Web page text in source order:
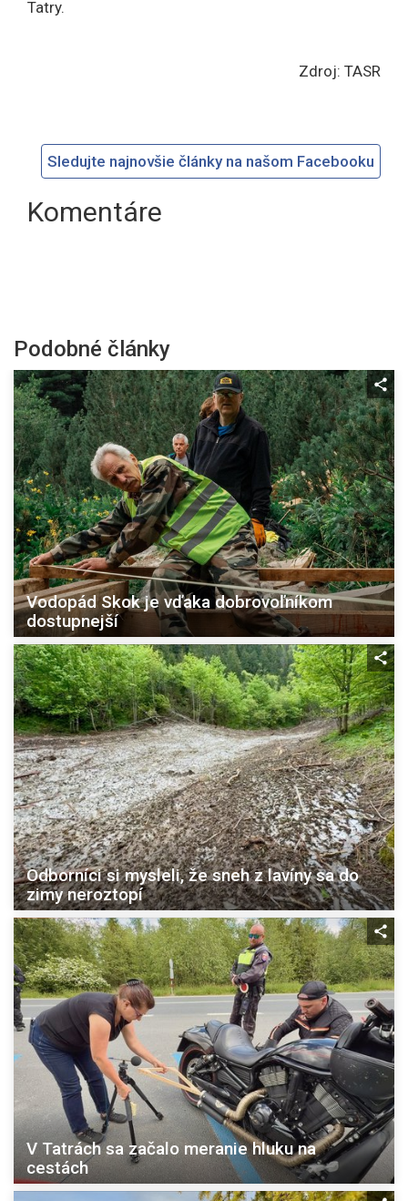
Tatry.
Zdroj: TASR
Sledujte najnovšie články na našom Facebooku
Komentáre
Podobné články
Vodopád Skok je vďaka dobrovoľníkom
dostupnejší
Odborníci si mysleli, že sneh z lavíny sa do
zimy neroztopí
V Tatrách sa začalo meranie hluku na
cestách